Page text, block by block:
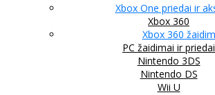
Xbox One priedai ir
Xbox 360
Xbox 360
PC žaidimai ir priedai
Nintendo 3DS
Nintendo DS
Wii U